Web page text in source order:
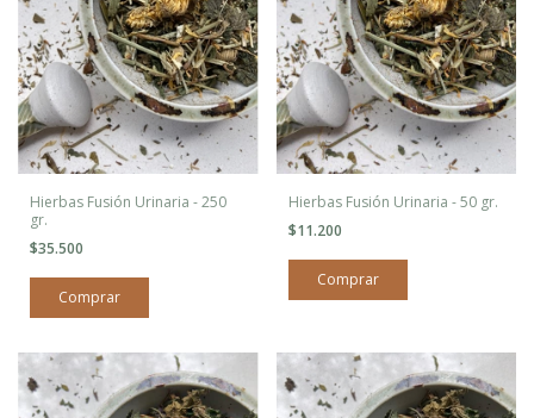
Hierbas Fusión Urinaria - 250
gr.
$35.500
Hierbas Fusión Urinaria - 50 gr.
$11.200